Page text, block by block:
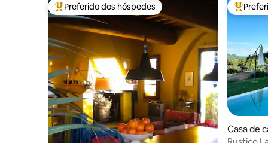
Entre os melhores preferidos dos hóspedes
Preferido dos hóspedes Entre
Casa de